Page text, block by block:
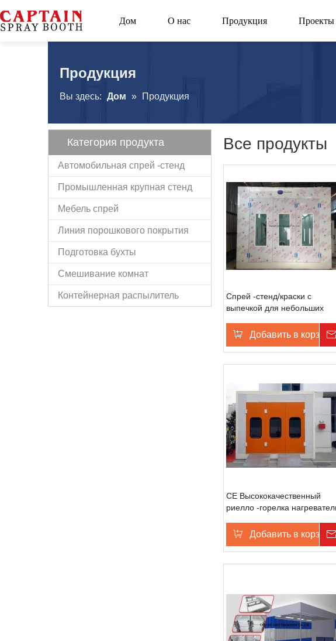
Дом О нас Продукция Проекты
Продукция
Вы здесь: Дом » Продукция
Категория продукта
Автомобильная спрей -стенд
Промышленная крупная стенд
Мебель спрей
Линия порошкового покрытия
Подготовка бухты
Смешивание комнат
Контейнерная распылитель
Все продукты
Спрей -стенд/краски с
выпечкой для небольших
Добавить в корзину
CE Высококачественный
риелло -горелка
Добавить в корзину